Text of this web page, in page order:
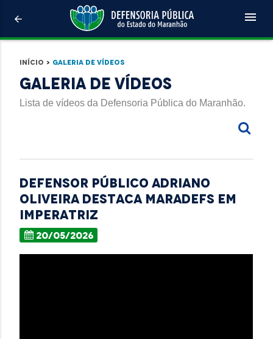
arrow_back menu
Início > Galeria de Vídeos
Galeria de Vídeos
Lista de vídeos da Defensoria Pública do Maranhão.
Defensor Público Adriano
Oliveira destaca MaraDefs em
Imperatriz
20/05/2026